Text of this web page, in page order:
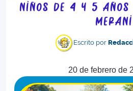
NIÑOS DE 4 Y 5 AÑOS
MERANI
Escrito por
20 de febrero de